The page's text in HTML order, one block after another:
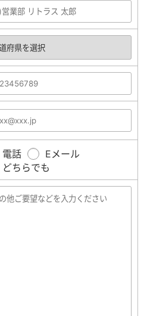
電話
Eメール
どちらでも